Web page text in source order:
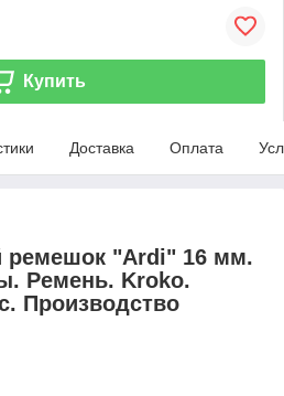
Купить
Доставка Оплата
"Ardi" 16 мм.
Ремень. Kroko.
Производство